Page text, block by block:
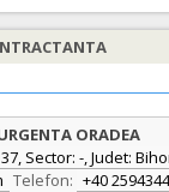
ORADEA
Sector: -, Judet:
Telefon: +40